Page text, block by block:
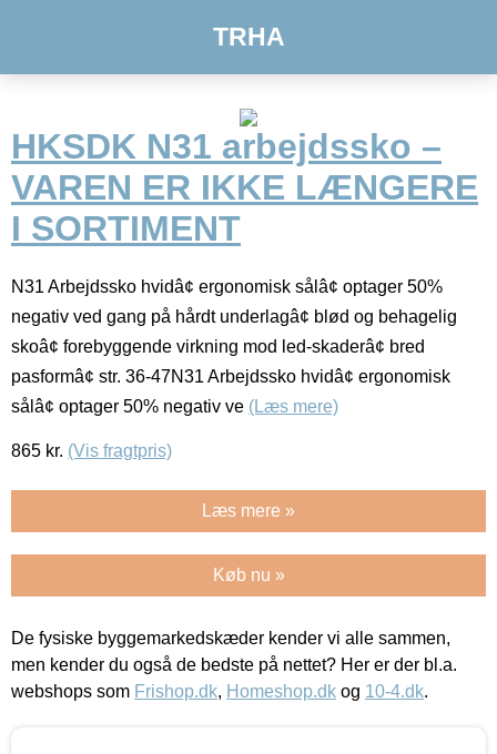
TRHA
HKSDK N31 arbejdssko –
VAREN ER IKKE LÆNGERE
I SORTIMENT
N31 Arbejdssko hvidâ¢ ergonomisk sålâ¢ optager 50%
negativ ved gang på hårdt underlagâ¢ blød og behagelig
skoâ¢ forebyggende virkning mod led-skaderâ¢ bred
pasformâ¢ str. 36-47N31 Arbejdssko hvidâ¢ ergonomisk
sålâ¢ optager 50% negativ ve (Læs mere)
865 kr. (Vis fragtpris)
Læs mere »
Køb nu »
De fysiske byggemarkedskæder kender vi alle sammen,
men kender du også de bedste på nettet? Her er der bl.a.
webshops som Frishop.dk, Homeshop.dk og 10-4.dk.